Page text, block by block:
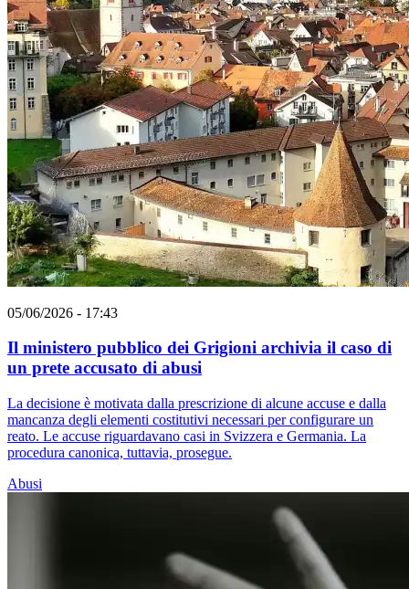
05/06/2026 - 17:43
Il ministero pubblico dei Grigioni archivia il caso di
un prete accusato di abusi
La decisione è motivata dalla prescrizione di alcune accuse e dalla
mancanza degli elementi costitutivi necessari per configurare un
reato. Le accuse riguardavano casi in Svizzera e Germania. La
procedura canonica, tuttavia, prosegue.
Abusi